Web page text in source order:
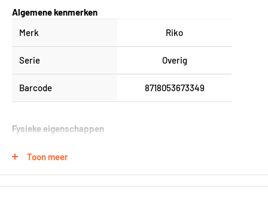
Algemene kenmerken
Merk
Riko
Serie Overig
Barcode 8718053673349
Fysieke eigenschappen
Toon meer